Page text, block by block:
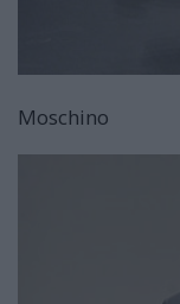
Moschino